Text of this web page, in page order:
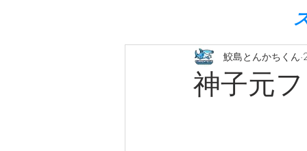
神子元
鮫島とんかちくん